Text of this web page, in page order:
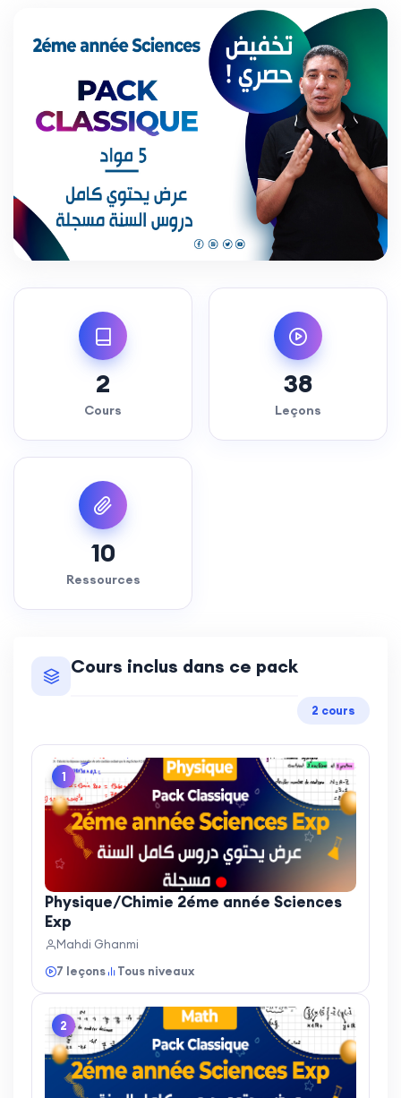
2
Cours
38
Leçons
10
Ressources
Cours inclus dans ce pack
2 cours
1
Physique/Chimie 2éme année Sciences
Exp
Mahdi Ghanmi
7 leçons
Tous niveaux
2